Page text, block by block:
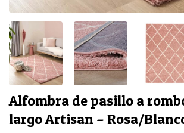
Alfombra de pasillo a
largo Artisan – Rosa/